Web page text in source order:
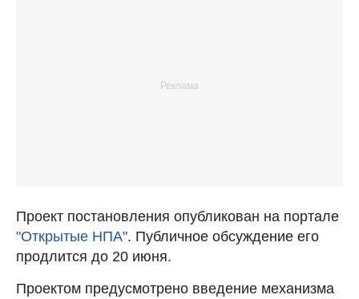
Проект постановления опубликован на портале
"Открытые НПА". Публичное обсуждение его
продлится до 20 июня.
Проектом предусмотрено введение механизма